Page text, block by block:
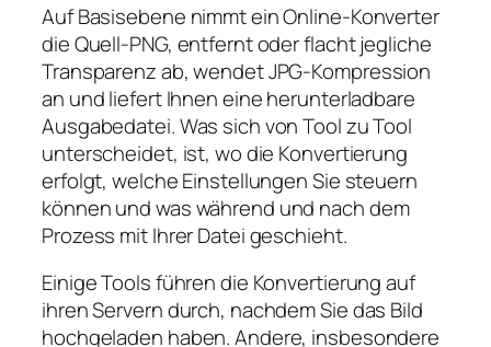
Auf Basisebene nimmt ein Online-Konverter
die Quell-PNG, entfernt oder flacht jegliche
Transparenz ab, wendet JPG-Kompression
an und liefert Ihnen eine herunterladbare
Ausgabedatei. Was sich von Tool zu Tool
unterscheidet, ist, wo die Konvertierung
erfolgt, welche Einstellungen Sie steuern
können und was während und nach dem
Prozess mit Ihrer Datei geschieht.
Einige Tools führen die Konvertierung auf
ihren Servern durch, nachdem Sie das Bild
hochgeladen haben. Andere, insbesondere